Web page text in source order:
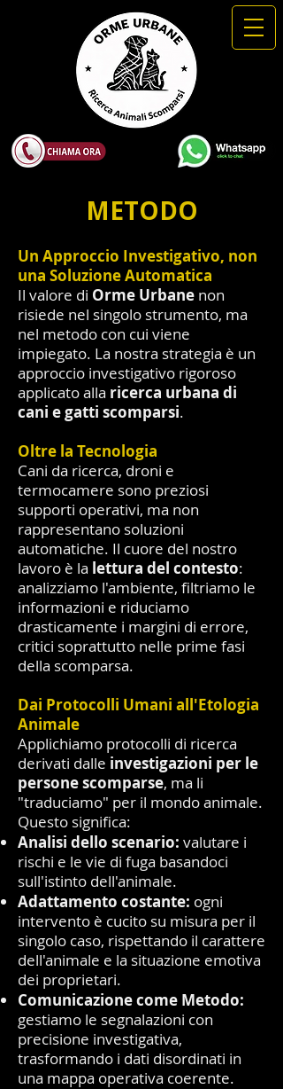
METODO
Un Approccio Investigativo, non
una Soluzione Automatica
Il valore di Orme Urbane non
risiede nel singolo strumento, ma
nel metodo con cui viene
impiegato. La nostra strategia è un
approccio investigativo rigoroso
applicato alla ricerca urbana di
cani e gatti scomparsi.
Oltre la Tecnologia
Cani da ricerca, droni e
termocamere sono preziosi
supporti operativi, ma non
rappresentano soluzioni
automatiche. Il cuore del nostro
lavoro è la lettura del contesto:
analizziamo l'ambiente, filtriamo le
informazioni e riduciamo
drasticamente i margini di errore,
critici soprattutto nelle prime fasi
della scomparsa.
Dai Protocolli Umani all'Etologia
Animale
Applichiamo protocolli di ricerca
derivati dalle investigazioni per le
persone scomparse, ma li
"traduciamo" per il mondo animale.
Questo significa:
Analisi dello scenario: valutare i
rischi e le vie di fuga basandoci
sull'istinto dell'animale.
Adattamento costante: ogni
intervento è cucito su misura per il
singolo caso, rispettando il carattere
dell'animale e la situazione emotiva
dei proprietari.
Comunicazione come Metodo:
gestiamo le segnalazioni con
precisione investigativa,
trasformando i dati disordinati in
una mappa operativa coerente.